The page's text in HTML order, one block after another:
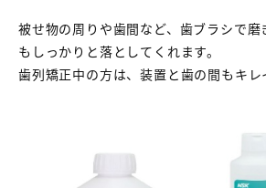
被せ物の周りや歯間など、歯ブラシで
もしっかりと落としてくれます。
歯列矯正中の方は、装置と歯の間もキレ